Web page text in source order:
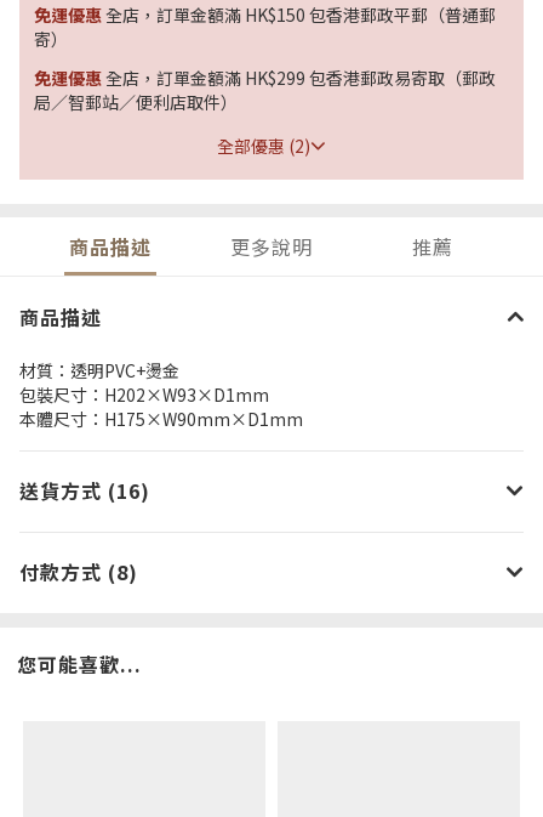
免運優惠全店，訂單金額滿 HK$150 包香港郵政平郵（普通郵
寄）
免運優惠全店，訂單金額滿 HK$299 包香港郵政易寄取（郵政
局／智郵站／便利店取件）
全部優惠 (2)
商品描述 更多說明 推薦
商品描述
材質：透明PVC+燙金
包裝尺寸：H202×W93×D1mm
本體尺寸：H175×W90mm×D1mm
送貨方式 (16)
付款方式 (8)
您可能喜歡...